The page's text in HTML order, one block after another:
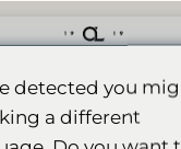
detected you
a different